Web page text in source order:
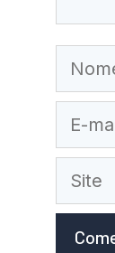
Nome
E-
mail
Site